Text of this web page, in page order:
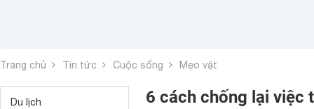
Trang chủ Tin tức Cuộc sống Mẹo vặt
Du lịch
6 cách chống lại việc